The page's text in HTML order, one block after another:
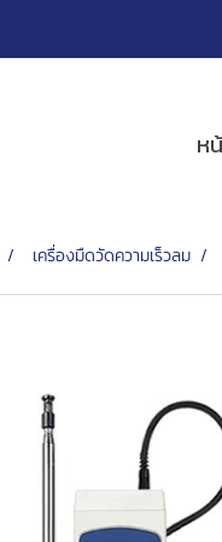
ห
เครื่องมืดวัดความเร็วลม